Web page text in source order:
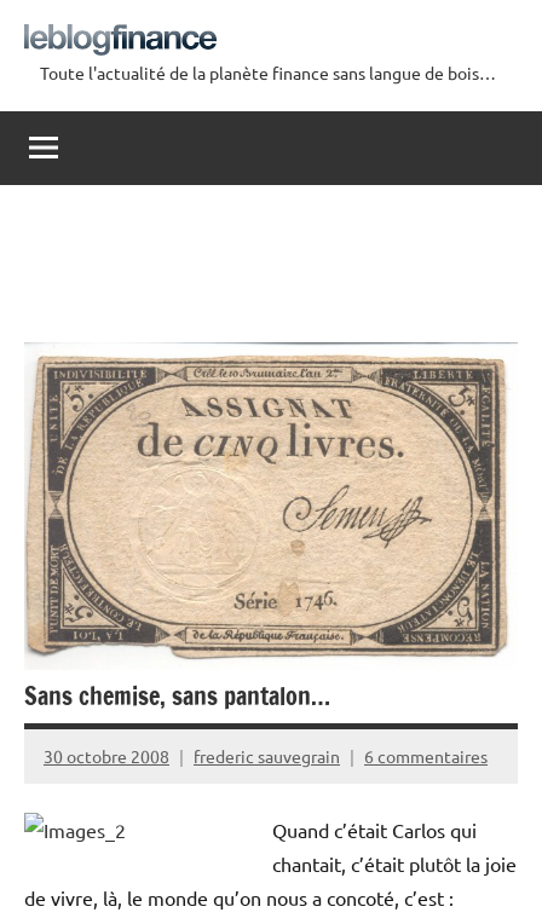
contenu
Le
Blog
Finance
Toute l'actualité de la planète finance sans langue de bois…
Sans chemise, sans pantalon…
30 octobre 2008 frederic sauvegrain 6 commentaires
Quand c’était Carlos qui
chantait, c’était plutôt la joie
de vivre, là, le monde qu’on nous a concoté, c’est :